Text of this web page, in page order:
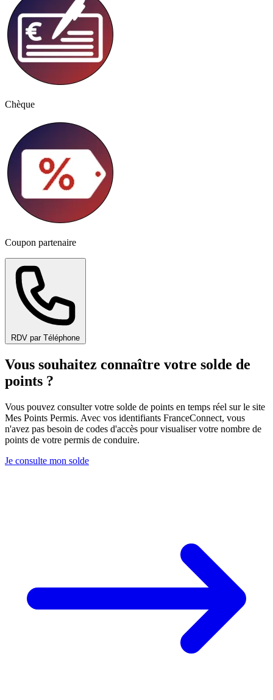
Chèque
Coupon partenaire
RDV par Téléphone
Vous souhaitez connaître votre solde de
points ?
Vous pouvez consulter votre solde de points en temps réel sur le site
Mes Points Permis. Avec vos identifiants FranceConnect, vous
n'avez pas besoin de codes d'accès pour visualiser votre nombre de
points de votre permis de conduire.
Je consulte mon solde